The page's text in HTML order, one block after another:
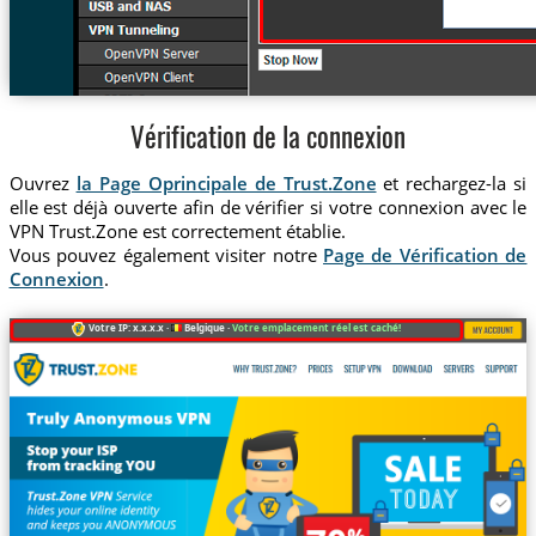
Vérification de la connexion
Ouvrez la Page Oprincipale de Trust.Zone et rechargez-la si
elle est déjà ouverte afin de vérifier si votre connexion avec le
VPN Trust.Zone est correctement établie.
Vous pouvez également visiter notre Page de Vérification de
Connexion.
Votre IP: x.x.x.x · Belgique ·Votre emplacement réel est caché!